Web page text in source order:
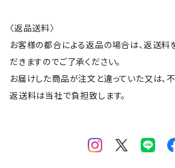
〈返品送料〉
お客様の都合による返品の場合は、返送料
だきますのでご了承ください。
お届けした商品が注文と違っていた又は、
返送料は当社で負担致します。